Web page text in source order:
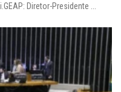
Diretor-Presidente ...